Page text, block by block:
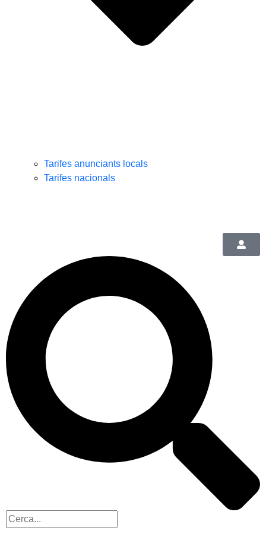
Tarifes anunciants locals
Tarifes nacionals